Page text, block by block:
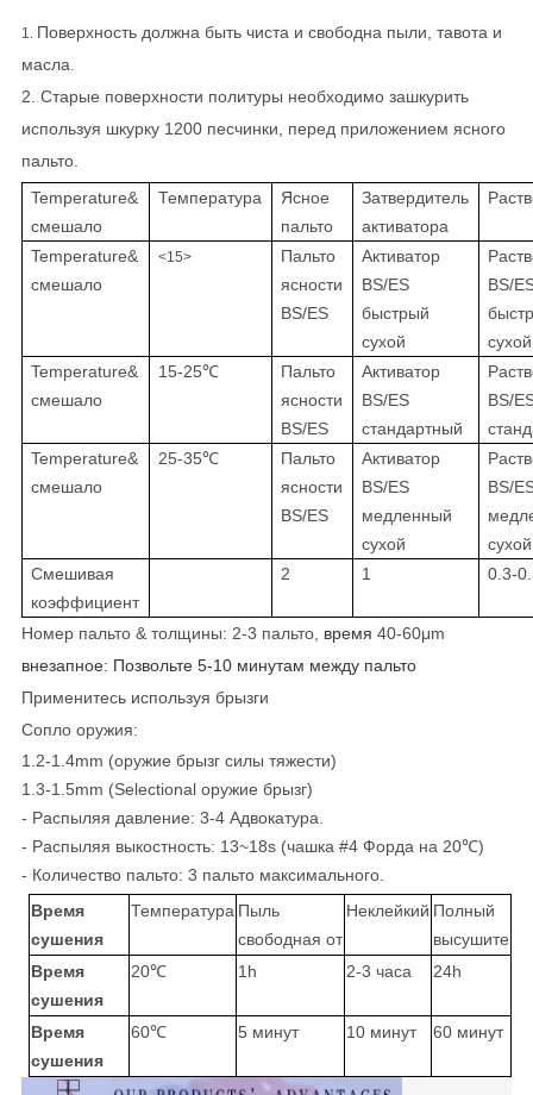
1. Поверхность должна быть чиста и свободна пыли, тавота и
масла.
2. Старые поверхности политуры необходимо зашкурить
используя шкурку 1200 песчинки, перед приложением ясного
пальто.
Temperature&
смешало
Температура
Ясное
пальто
Затвердитель
активатора
Temperature&
смешало
<15>
Пальто
ясности
BS/ES
Активатор
BS/ES
быстрый
сухой
BS/
сухой
Temperature&
смешало
15-25℃
Пальто
ясности
BS/ES
Активатор
BS/ES
стандартный
BS/
Temperature&
смешало
25-35℃
Пальто
ясности
BS/ES
Активатор
BS/ES
медленный
сухой
BS/
сухой
Смешивая
коэффициент
2 1 0.3-
Номер пальто & толщины: 2-3 пальто, время 40-60μm
внезапное: Позвольте 5-10 минутам между пальто
Применитесь используя брызги
Сопло оружия:
1.2-1.4mm (оружие брызг силы тяжести)
1.3-1.5mm (Selectional оружие брызг)
- Распыляя давление: 3-4 Адвокатура.
- Распыляя выкостность: 13~18s (чашка #4 Форда на 20℃)
- Количество пальто: 3 пальто максимального.
Время
сушения
Температура Пыль
свободная от
Неклейкий Полный
высушите
Время
сушения
20℃ 1h 2-3 часа 24h
Время
сушения
60℃ 5 минут 10 минут 60 минут